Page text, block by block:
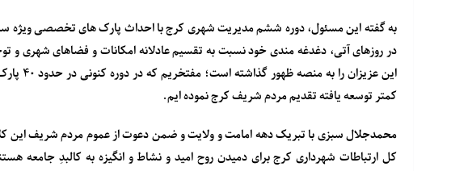
به گفته این مسئول، دوره ششم مدیریت شهری کرج با احداث پارک های تخصصی ویژه
در روزهای آتی، دغدغه مندی خود نسبت به تقسیم عادلانه امکانات و فضاهای شهری و
این
کمتر توسعه یافته تقدیم مردم شریف کرج نموده ایم.
محمدجلال سبزی با تبریک دهه امامت و ولایت و ضمن دعوت از عموم مردم شریف این
کل ارتباطات شهرداری کرج برای دمیدن روح امید و نشاط و انگیزه به کالبدِ جامعه